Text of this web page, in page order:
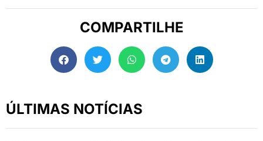
COMPARTILHE
ÚLTIMAS NOTÍCIAS